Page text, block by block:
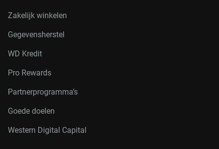
Zakelijk winkelen
Gegevensherstel
WD Kredit
Pro Rewards
Partnerprogramma’s
Goede doelen
Western Digital Capital